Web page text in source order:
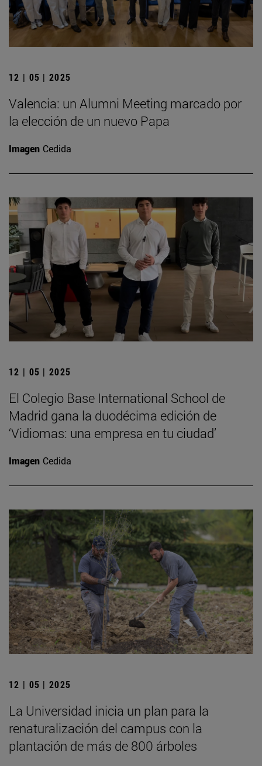
12 | 05 | 2025
Valencia: un Alumni Meeting marcado por
la elección de un nuevo Papa
Imagen Cedida
12 | 05 | 2025
El Colegio Base International School de
Madrid gana la duodécima edición de
‘Vidiomas: una empresa en tu ciudad’
Imagen Cedida
12 | 05 | 2025
La Universidad inicia un plan para la
renaturalización del campus con la
plantación de más de 800 árboles